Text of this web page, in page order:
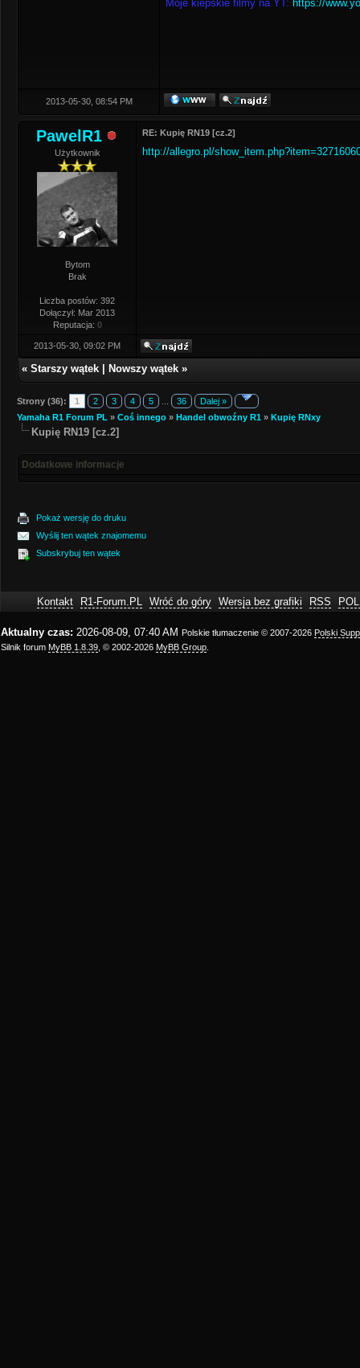
Moje kiepskie filmy na YT: https://
2013-05-30, 08:54 PM
PawelR1
Użytkownik
Bytom
Brak
Liczba postów: 392
Dołączył: Mar 2013
Reputacja: 0
RE: Kupię RN19 [cz.2]
http://allegro.pl/
2013-05-30, 09:02 PM
« Starszy wątek Nowszy wątek »
Strony (36): 1 2 3 4 5 36
Dalej »
Yamaha R1 Forum PL » Coś innego » Handel obwoźny R1 » Kupię RNxy
Kupię RN19 [cz.2]
Dodatkowe informacje
Pokaż wersję do druku
Wyślij ten wątek znajomemu
Subskrybuj ten wątek
Kontakt R1-Forum.PL Wróć do góry Wersja bez grafiki RSS
Aktualny czas: 2026-08-09, 07:40 AM Polskie tłumaczenie © 2007-2026 Polski
Silnik forum MyBB 1.8.39 , © 2002-2026 MyBB Group